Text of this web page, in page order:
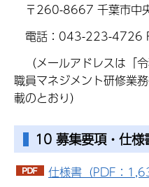
〒260-8667 千葉市中
電話：043-223-4726
（メールアドレスは「
職員マネジメント研修業
載のとおり）
10 募集要項・仕様
仕様書（PDF：